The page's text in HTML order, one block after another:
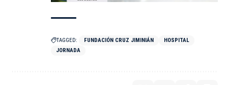
TAGGED: FUNDACIÓN CRUZ JIMINIÁN
HOSPITAL
JORNADA